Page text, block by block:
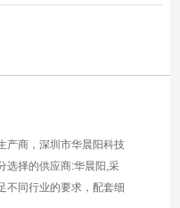
产商，深圳市华晨阳科技
选择的供应商:华晨阳,采
不同行业的要求，配套细